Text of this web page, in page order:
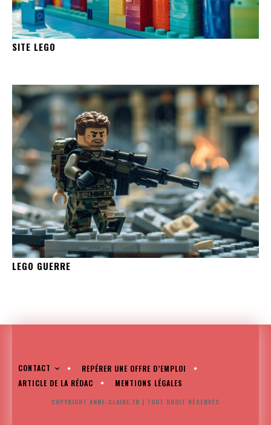
SITE LEGO
LEGO GUERRE
CONTACT
REPÉRER UNE OFFRE D’EMPLOI
ARTICLE DE LA RÉDAC
MENTIONS LÉGALES
COPYRIGHT ANNE-CLAIRE.FR | TOUT DROIT RÉSERVÉS